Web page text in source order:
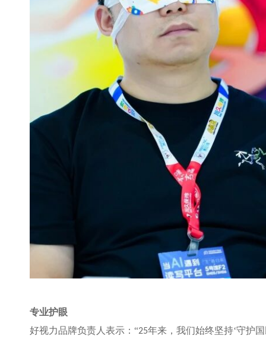
专业护眼
好视力品牌负责人表示：“25年来，我们始终坚持‘守护